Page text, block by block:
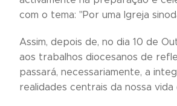
com o tema: "Por uma Igreja
Assim, depois de, no dia 10 de
aos trabalhos diocesanos de
passará, necessariamente, a
realidades centrais da nossa